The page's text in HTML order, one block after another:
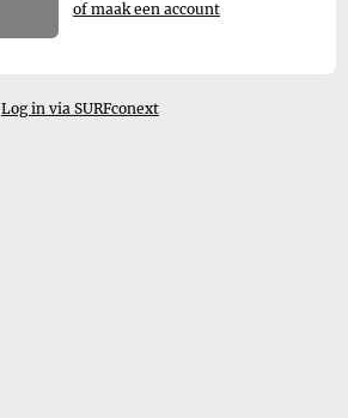
of maak een account
Log in via SURFconext